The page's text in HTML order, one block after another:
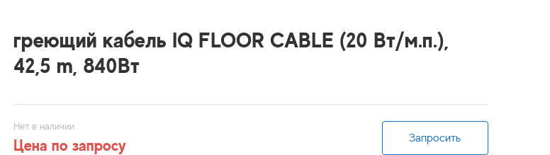
греющий кабель IQ FLOOR CABLE (20 Вт/м.п.),
42,5 m, 840Вт
Нет в наличии
Цена по запросу Запросить